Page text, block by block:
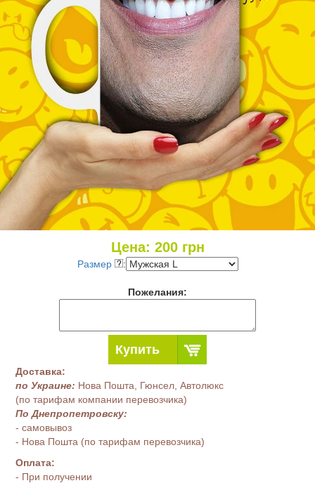
Цена: 200грн
Размер :
Пожелания:
Купить
Доставка:
по Украине: Нова Пошта, Гюнсел, Автолюкс
(по тарифам компании перевозчика)
По Днепропетровску:
- самовывоз
- Нова Пошта (по тарифам перевозчика)
Оплата:
- При получении